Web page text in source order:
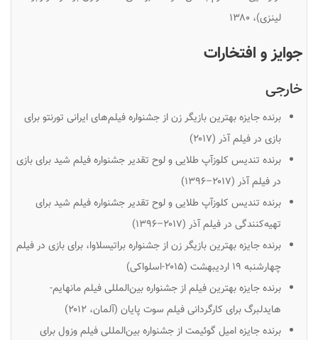
لینزی)، ۱۳۸۰
جوایز و افتخارات
خارجی
برنده جایزه بهترین بازیگر زن از جشنواره فیلم‌های ایرانی تورنتو برای
بازی در فیلم آذر (۲۰۱۷)
برنده تندیس کلوزآپ طلایی و لوح تقدیر جشنواره فیلم شید برای بازی
در فیلمآذر (۲۰۱۷–۱۳۹۶)
برنده تندیس کلوزآپ طلایی و لوح تقدیر جشنواره فیلم شید برای
تهیه‌کنندگی در فیلمآذر (۲۰۱۷–۱۳۹۶)
برنده جایزه بهترین بازیگر زن از جشنواره براتیسلاوا، برای بازی در فیلم
چهارشنبه ۱۹ اردیبهشت (۲۰۱۵-اسلواکی)
برنده جایزه بهترین فیلم از جشنواره بین‌المللی فیلم مانهایم-
هایدلبرگ برای کارگردانی فیلم سوت پایان (آلمان، ۲۰۱۲)
برنده جایزه امیل گوئیمت از جشنواره بین‌المللی فیلم وزول برای